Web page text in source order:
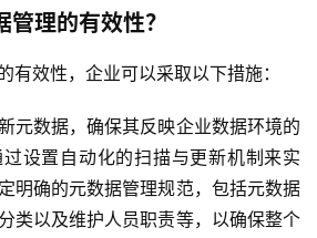
理的有效性？
有效性，企业可以采取以下措施：
元数据，确保其反映企业数据环境的
设置自动化的扫描与更新机制来实
明确的元数据管理规范，包括元数据
类以及维护人员职责等，以确保整个